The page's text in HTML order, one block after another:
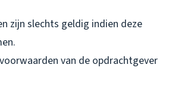
zijn slechts geldig indien deze
van de opdrachtgever